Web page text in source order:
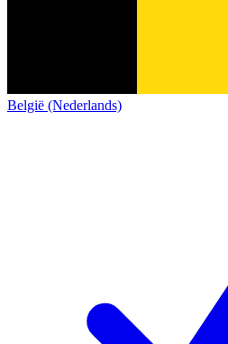
België (Nederlands)